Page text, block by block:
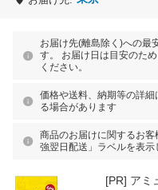
お届け先(離島除く)への最
す。 お届け日は目安のた
ください。
価格や送料、納期等の詳
る場合があります
商品のお届けに関するお
強翌日配送」ラベルを表示
[PR] アミ